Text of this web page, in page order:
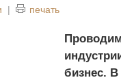
| печать
бизнес. В